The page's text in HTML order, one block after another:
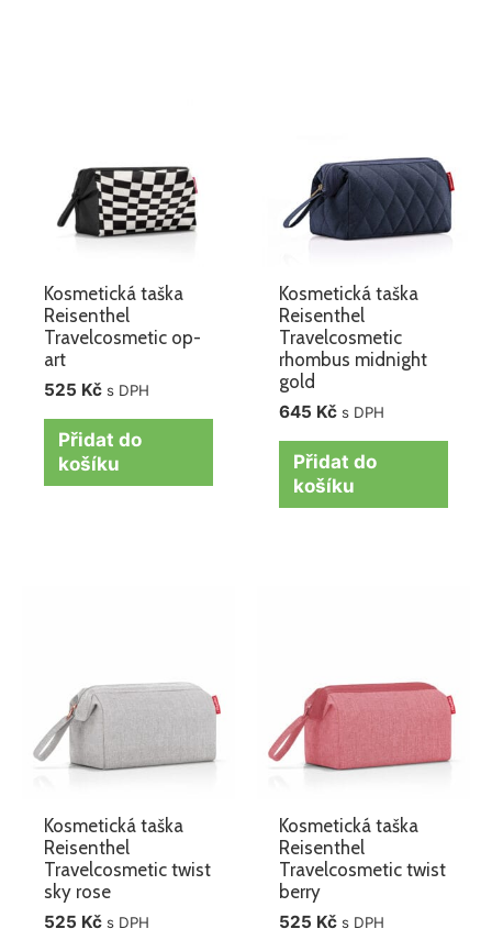
Kosmetická taška
Reisenthel
Travelcosmetic op-
art
525 Kč s DPH
Přidat do
košíku
Kosmetická taška
Reisenthel
Travelcosmetic
rhombus midnight
gold
645 Kč s DPH
Přidat do
košíku
Kosmetická taška
Reisenthel
Travelcosmetic twist
sky rose
525 Kč s DPH
Kosmetická taška
Reisenthel
Travelcosmetic twist
berry
525 Kč s DPH